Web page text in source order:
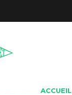
ACCUEIL